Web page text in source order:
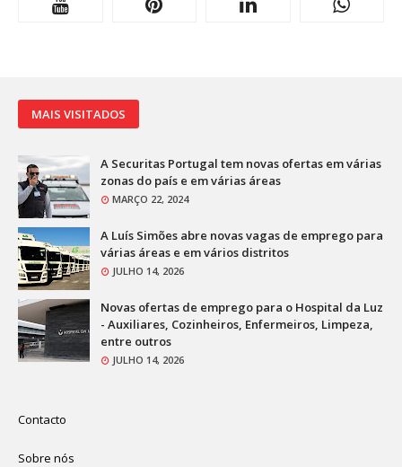
MAIS VISITADOS
A Securitas Portugal tem novas ofertas em várias
zonas do país e em várias áreas
MARÇO 22, 2024
A Luís Simões abre novas vagas de emprego para
várias áreas e em vários distritos
JULHO 14, 2026
Novas ofertas de emprego para o Hospital da Luz
- Auxiliares, Cozinheiros, Enfermeiros, Limpeza,
entre outros
JULHO 14, 2026
Contacto
Sobre nós